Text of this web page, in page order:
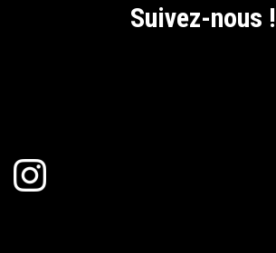
Suivez-nous !